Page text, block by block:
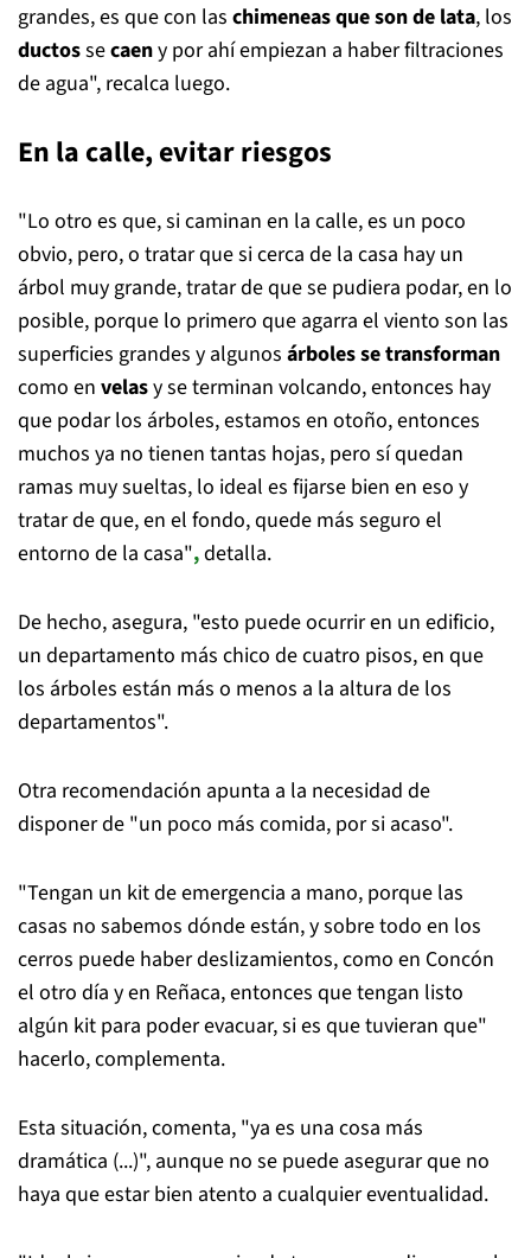
grandes, es que con las chimeneas que son de lata, los
ductossecaeny por ahí empiezan a haber filtraciones
de agua", recalca luego.
En la calle, evitar riesgos
"Lo otro es que, si caminan en la calle, es un poco
obvio, pero, o tratar que si cerca de la casa hay un
árbol muy grande, tratar de que se pudiera podar, en lo
posible, porque lo primero que agarra el viento son las
superficies grandes y algunos árboles se transforman
como en velasy se terminan volcando, entonces hay
que podar los árboles, estamos en otoño, entonces
muchos ya no tienen tantas hojas, pero sí quedan
ramas muy sueltas, lo ideal es fijarse bien en eso y
tratar de que, en el fondo, quede más seguro el
entorno de la casa",detalla.
De hecho, asegura, "esto puede ocurrir en un edificio,
un departamento más chico de cuatro pisos, en que
los árboles están más o menos a la altura de los
departamentos".
Otra recomendación apunta a la necesidad de
disponer de "un poco más comida, por si acaso".
"Tengan un kit de emergencia a mano, porque las
casas no sabemos dónde están, y sobre todo en los
cerros puede haber deslizamientos, como en Concón
el otro día y en Reñaca, entonces que tengan listo
algún kit para poder evacuar, si es que tuvieran que"
hacerlo, complementa.
Esta situación, comenta, "ya es una cosa más
dramática (...)", aunque no se puede asegurar que no
haya que estar bien atento a cualquier eventualidad.